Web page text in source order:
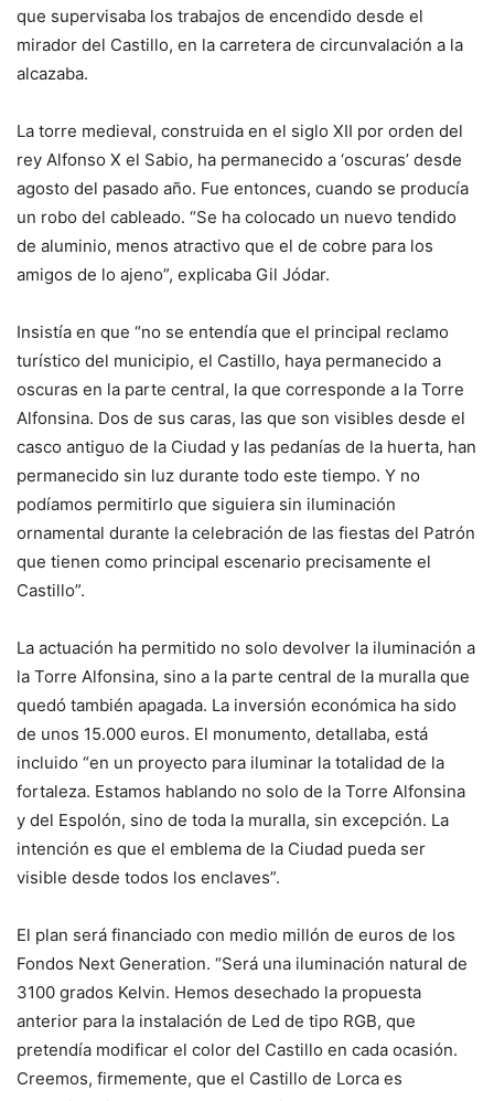
que supervisaba los trabajos de encendido desde el
mirador del Castillo, en la carretera de circunvalación a la
alcazaba.
La torre medieval, construida en el siglo XII por orden del
rey Alfonso X el Sabio, ha permanecido a ‘oscuras’ desde
agosto del pasado año. Fue entonces, cuando se producía
un robo del cableado. “Se ha colocado un nuevo tendido
de aluminio, menos atractivo que el de cobre para los
amigos de lo ajeno”, explicaba Gil Jódar.
Insistía en que “no se entendía que el principal reclamo
turístico del municipio, el Castillo, haya permanecido a
oscuras en la parte central, la que corresponde a la Torre
Alfonsina. Dos de sus caras, las que son visibles desde el
casco antiguo de la Ciudad y las pedanías de la huerta, han
permanecido sin luz durante todo este tiempo. Y no
podíamos permitirlo que siguiera sin iluminación
ornamental durante la celebración de las fiestas del Patrón
que tienen como principal escenario precisamente el
Castillo”.
La actuación ha permitido no solo devolver la iluminación a
la Torre Alfonsina, sino a la parte central de la muralla que
quedó también apagada. La inversión económica ha sido
de unos 15.000 euros. El monumento, detallaba, está
incluido “en un proyecto para iluminar la totalidad de la
fortaleza. Estamos hablando no solo de la Torre Alfonsina
y del Espolón, sino de toda la muralla, sin excepción. La
intención es que el emblema de la Ciudad pueda ser
visible desde todos los enclaves”.
El plan será financiado con medio millón de euros de los
Fondos Next Generation. “Será una iluminación natural de
3100 grados Kelvin. Hemos desechado la propuesta
anterior para la instalación de Led de tipo RGB, que
pretendía modificar el color del Castillo en cada ocasión.
Creemos, firmemente, que el Castillo de Lorca es